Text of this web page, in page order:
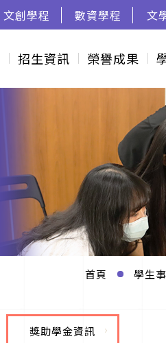
文創學程 數資學程 文
招生資訊 榮譽成果
首頁 學生
獎助學金資訊